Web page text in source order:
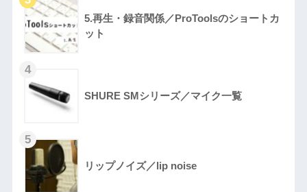
5.再生・録音関係／ProToolsのショートカ
ット
SHURE SMシリーズ／マイク一覧
リップノイズ／lip noise